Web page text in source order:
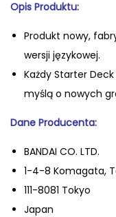
Opis Produktu:
Produkt nowy,
wersji językowej.
Każdy Starter
myślą o nowych
Dane Producenta:
BANDAI CO. LTD.
1-4-8 Komagata,
111-8081 Tokyo
Japan